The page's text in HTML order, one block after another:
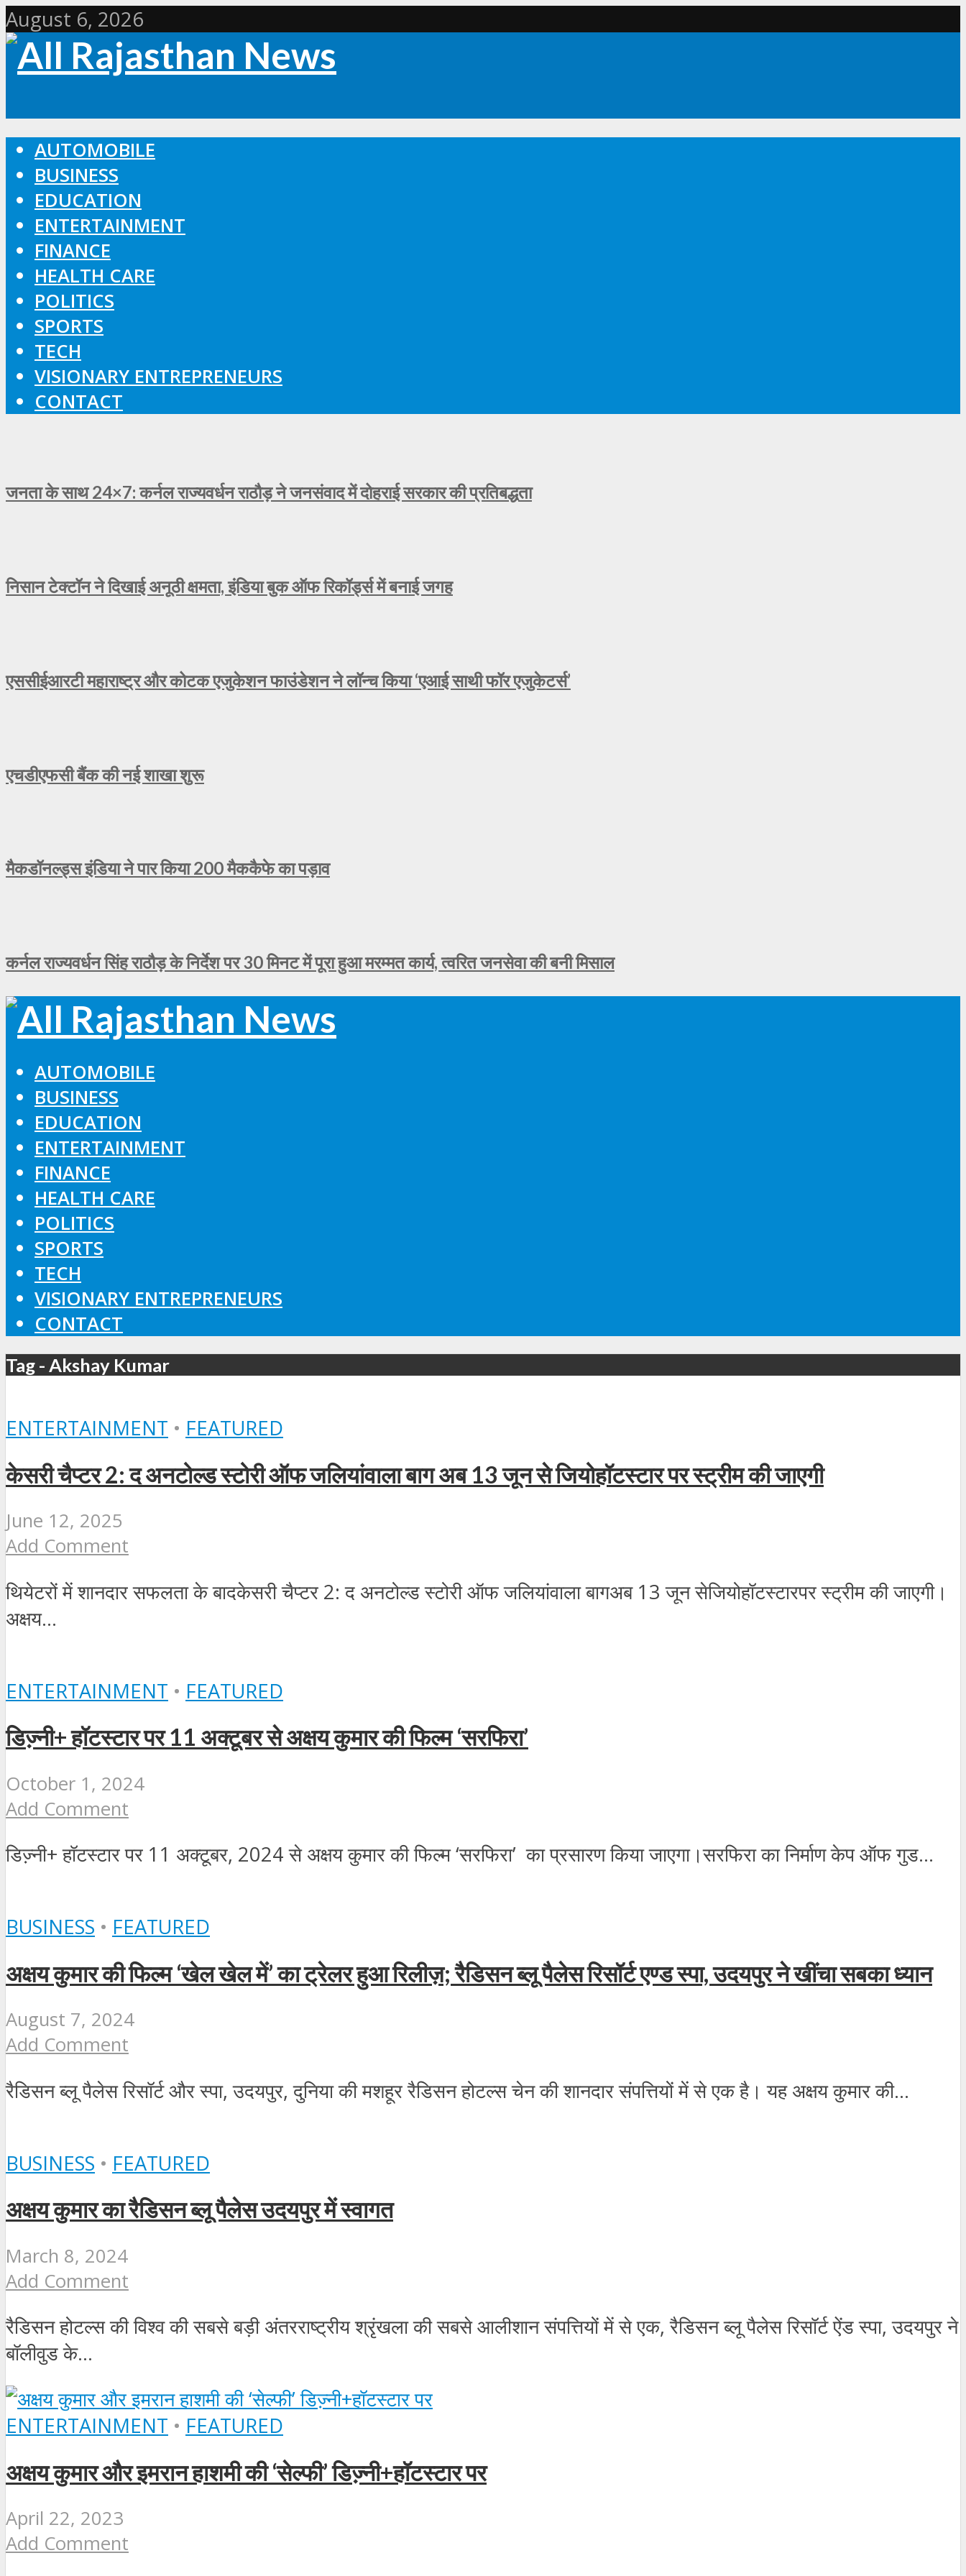
August 6, 2026
AUTOMOBILE
BUSINESS
EDUCATION
ENTERTAINMENT
FINANCE
HEALTH CARE
POLITICS
SPORTS
TECH
VISIONARY ENTREPRENEURS
CONTACT
जनता के साथ 24×7: कर्नल राज्यवर्धन राठौड़ ने जनसंवाद में दोहराई सरकार की प्रतिबद्धता
निसान टेक्टॉन ने दिखाई अनूठी क्षमता, इंडिया बुक ऑफ रिकॉर्ड्स में बनाई जगह
एससीईआरटी महाराष्ट्र और कोटक एजुकेशन फाउंडेशन ने लॉन्च किया ‘एआई साथी फॉर एजुकेटर्स’
एचडीएफसी बैंक की नई शाखा शुरू
मैकडॉनल्ड्स इंडिया ने पार किया 200 मैककैफे का पड़ाव
कर्नल राज्यवर्धन सिंह राठौड़ के निर्देश पर 30 मिनट में पूरा हुआ मरम्मत कार्य, त्वरित जनसेवा की बनी मिसाल
AUTOMOBILE
BUSINESS
EDUCATION
ENTERTAINMENT
FINANCE
HEALTH CARE
POLITICS
SPORTS
TECH
VISIONARY ENTREPRENEURS
CONTACT
Tag - Akshay Kumar
ENTERTAINMENT • FEATURED
केसरी चैप्टर 2: द अनटोल्ड स्टोरी ऑफ जलियांवाला बाग अब 13 जून से जियोहॉटस्‍टार पर स्ट्रीम की जाएगी
June 12, 2025
Add Comment
थियेटरों में शानदार सफलता के बादकेसरी चैप्टर 2: द अनटोल्ड स्टोरी ऑफ जलियांवाला बागअब 13 जून सेजियोहॉटस्‍टारपर स्ट्रीम की जाएगी।
अक्षय...
ENTERTAINMENT • FEATURED
डिज्‍़नी+ हॉटस्‍टार पर 11 अक्‍टूबर से अक्षय कुमार की फिल्‍म ‘सरफिरा’
October 1, 2024
Add Comment
डिज्‍़नी+ हॉटस्‍टार पर 11 अक्‍टूबर, 2024 से अक्षय कुमार की फिल्‍म ‘सरफिरा’ का प्रसारण किया जाएगा।सरफिरा का निर्माण केप ऑफ गुड...
BUSINESS • FEATURED
अक्षय कुमार की फिल्‍म ‘खेल खेल में’ का ट्रेलर हुआ रिलीज़; रैडिसन ब्‍लू पैलेस रिसॉर्ट एण्‍ड स्‍पा, उदयपुर ने खींचा सबका ध्‍यान
August 7, 2024
Add Comment
रैडिसन ब्लू पैलेस रिसॉर्ट और स्पा, उदयपुर, दुनिया की मशहूर रैडिसन होटल्स चेन की शानदार संपत्तियों में से एक है। यह अक्षय कुमार की...
BUSINESS • FEATURED
अक्षय कुमार का रैडिसन ब्लू पैलेस उदयपुर में स्वागत
March 8, 2024
Add Comment
रैडिसन होटल्स की विश्व की सबसे बड़ी अंतरराष्ट्रीय श्रृंखला की सबसे आलीशान संपत्तियों में से एक, रैडिसन ब्लू पैलेस रिसॉर्ट ऐंड स्पा, उदयपुर ने
बॉलीवुड के...
ENTERTAINMENT • FEATURED
अक्षय कुमार और इमरान हाशमी की ‘सेल्‍फी’ डिज्‍़नी+हॉटस्‍टार पर
April 22, 2023
Add Comment